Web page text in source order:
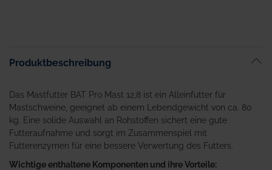
Produktbeschreibung
Das Mastfutter BAT Pro Mast 12,8 ist ein Alleinfutter für
Mastschweine, geeignet ab einem Lebendgewicht von ca. 80
kg. Eine solide Auswahl an Rohstoffen sichert eine gute
Futteraufnahme und sorgt im Zusammenspiel mit
Futterenzymen für eine bessere Verwertung des Futters.
Wichtige enthaltene Komponenten und ihre Vorteile: